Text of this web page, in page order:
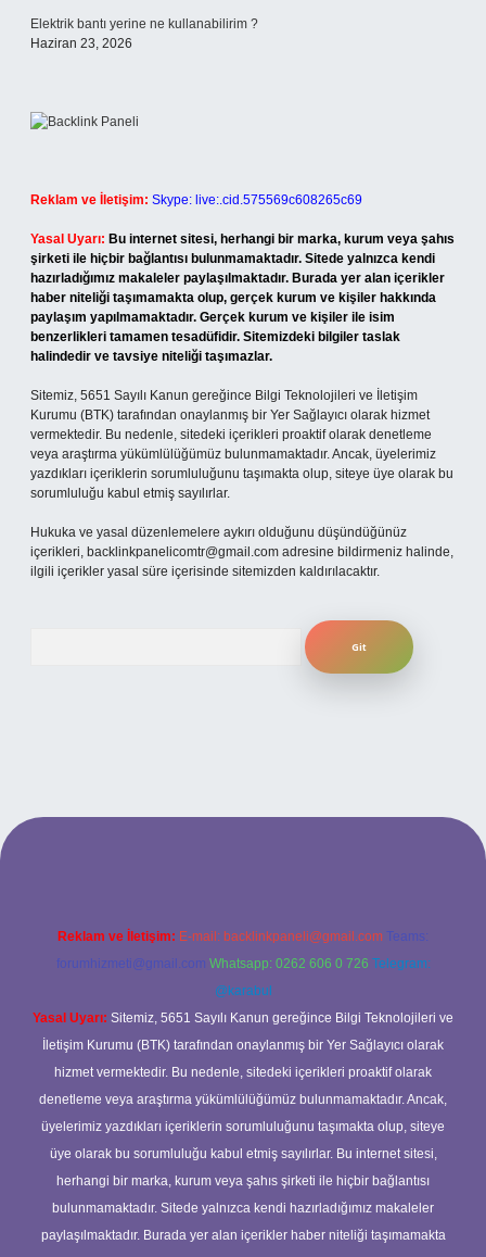
Elektrik bantı yerine ne kullanabilirim ?
Haziran 23, 2026
Reklam ve İletişim: Skype: live:.cid.575569c608265c69
Yasal Uyarı: Bu internet sitesi, herhangi bir marka, kurum veya şahıs
şirketi ile hiçbir bağlantısı bulunmamaktadır. Sitede yalnızca kendi
hazırladığımız makaleler paylaşılmaktadır. Burada yer alan içerikler
haber niteliği taşımamakta olup, gerçek kurum ve kişiler hakkında
paylaşım yapılmamaktadır. Gerçek kurum ve kişiler ile isim
benzerlikleri tamamen tesadüfidir. Sitemizdeki bilgiler taslak
halindedir ve tavsiye niteliği taşımazlar.
Sitemiz, 5651 Sayılı Kanun gereğince Bilgi Teknolojileri ve İletişim
Kurumu (BTK) tarafından onaylanmış bir Yer Sağlayıcı olarak hizmet
vermektedir. Bu nedenle, sitedeki içerikleri proaktif olarak denetleme
veya araştırma yükümlülüğümüz bulunmamaktadır. Ancak, üyelerimiz
yazdıkları içeriklerin sorumluluğunu taşımakta olup, siteye üye olarak bu
sorumluluğu kabul etmiş sayılırlar.
Hukuka ve yasal düzenlemelere aykırı olduğunu düşündüğünüz
içerikleri, backlinkpanelicomtr@gmail.com adresine bildirmeniz halinde,
ilgili içerikler yasal süre içerisinde sitemizden kaldırılacaktır.
Reklam ve İletişim: E-mail: backlinkpaneli@gmail.com Teams:
forumhizmeti@gmail.com Whatsapp: 0262 606 0 726 Telegram:
@karabul
Yasal Uyarı: Sitemiz, 5651 Sayılı Kanun gereğince Bilgi Teknolojileri ve
İletişim Kurumu (BTK) tarafından onaylanmış bir Yer Sağlayıcı olarak
hizmet vermektedir. Bu nedenle, sitedeki içerikleri proaktif olarak
denetleme veya araştırma yükümlülüğümüz bulunmamaktadır. Ancak,
üyelerimiz yazdıkları içeriklerin sorumluluğunu taşımakta olup, siteye
üye olarak bu sorumluluğu kabul etmiş sayılırlar. Bu internet sitesi,
herhangi bir marka, kurum veya şahıs şirketi ile hiçbir bağlantısı
bulunmamaktadır. Sitede yalnızca kendi hazırladığımız makaleler
paylaşılmaktadır. Burada yer alan içerikler haber niteliği taşımamakta